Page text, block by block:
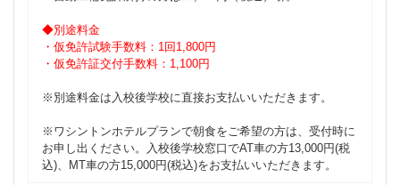
◆別途料金
・仮免許試験手数料：1回1,800円
・仮免許証交付手数料：1,100円
※別途料金は入校後学校に直接お支払いいただきます。
※ワシントンホテルプランで朝食をご希望の方は、受付時に
お申し出ください。入校後学校窓口でAT車の方13,000円(税
込)、MT車の方15,000円(税込)をお支払いいただきます。